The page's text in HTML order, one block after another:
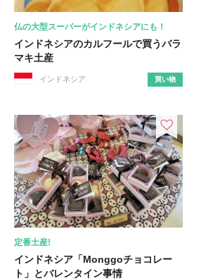
仏の大型スーパーがインドネシアにも！
インドネシアのカルフールで買うバラ
マキ土産
インドネシア 買い物
定番土産!
インドネシア「Monggoチョコレー
ト」とバレンタイン事情